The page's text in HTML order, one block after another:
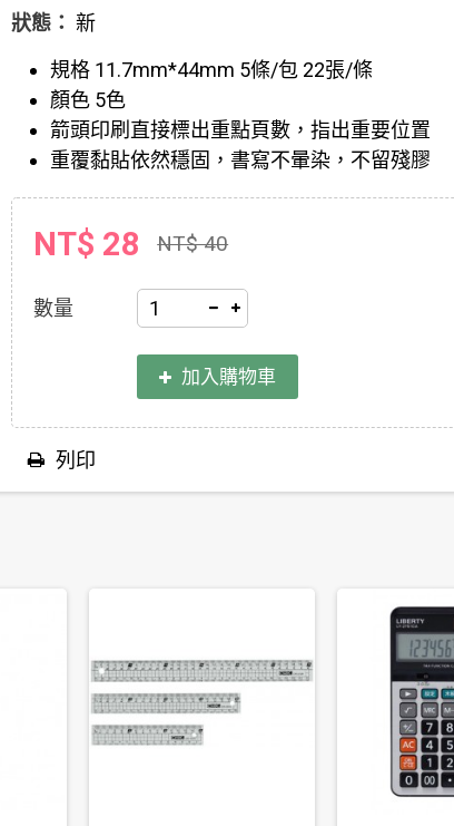
狀態： 新
規格 11.7mm*44mm 5條/包 22張/條
顏色 5色
箭頭印刷直接標出重點頁數，指出重要位置
重覆黏貼依然穩固，書寫不暈染，不留殘膠
NT$ 28 NT$ 40
數量
加入購物車
列印